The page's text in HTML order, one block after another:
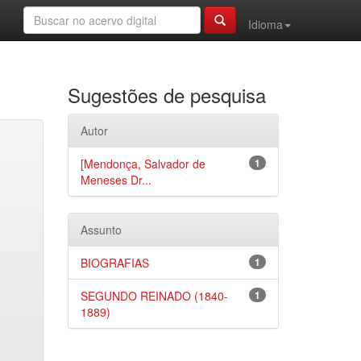
Idioma
Sugestões de pesquisa
Autor
1
[Mendonça, Salvador de
Meneses Dr...
Assunto
1
BIOGRAFIAS
1
SEGUNDO REINADO (1840-
1889)